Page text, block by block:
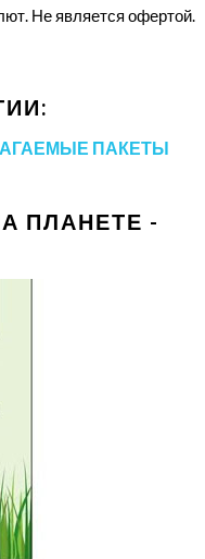
Не является офертой.
ПАКЕТЫ
ПЛАНЕТЕ -